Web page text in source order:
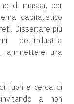
di massa, per
capitalistico
Dissertare più
dell’industria
ammettere una
fuori e cerca di
a non